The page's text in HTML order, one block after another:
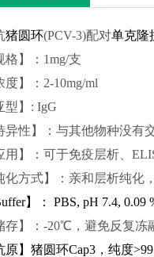
猪圆环(PCV-3)配对单克隆
格】：1mg/支
度】：2-10mg/ml
型】: IgG
异性】：与其他物种没有
用】：可于免疫层析、
化方式】：亲和层析纯化
】：
PBS, pH 7.4, 0.09
存】：-20℃，避免反复冻
原】猪圆环Cap3，纯度